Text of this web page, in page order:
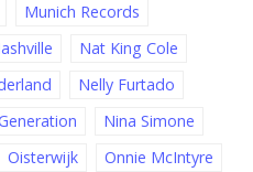
Munich Records
Nat King Cole
Nelly Furtado
Nina Simone
Oisterwijk
Onnie McIntyre